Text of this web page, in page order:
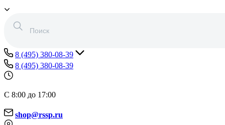
8 (495) 380-08-39
8 (495) 380-08-39
С 8:00 до 17:00
shop@rssp.ru